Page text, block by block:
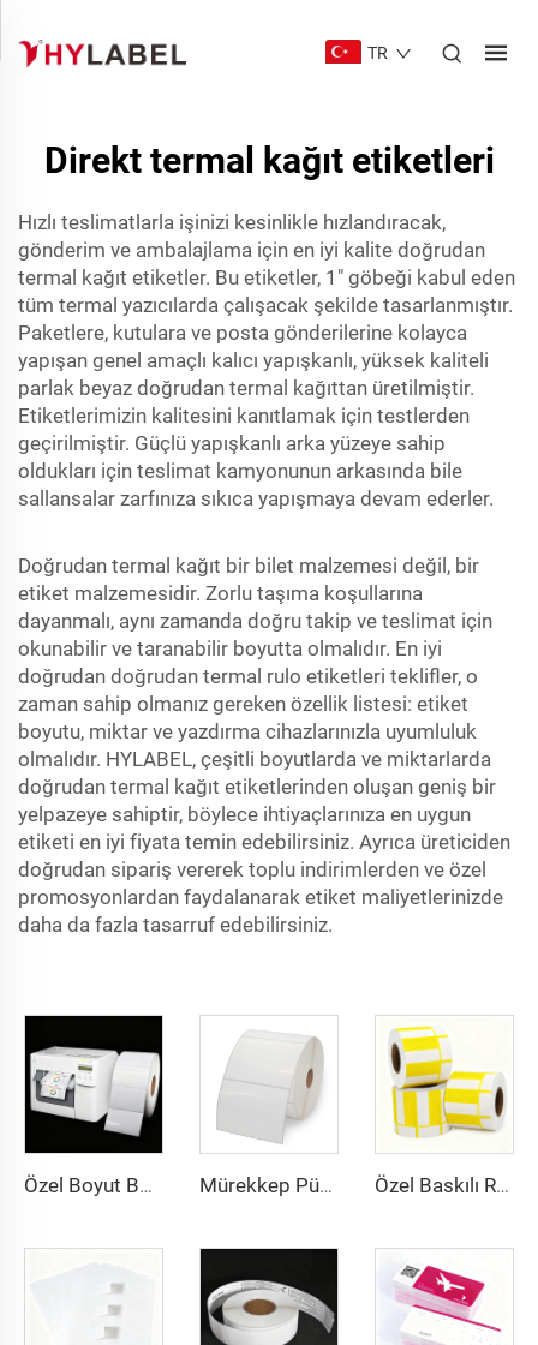
TR
Direkt termal kağıt etiketleri
Hızlı teslimatlarla işinizi kesinlikle hızlandıracak,
gönderim ve ambalajlama için en iyi kalite doğrudan
termal kağıt etiketler. Bu etiketler, 1" göbeği kabul eden
tüm termal yazıcılarda çalışacak şekilde tasarlanmıştır.
Paketlere, kutulara ve posta gönderilerine kolayca
yapışan genel amaçlı kalıcı yapışkanlı, yüksek kaliteli
parlak beyaz doğrudan termal kağıttan üretilmiştir.
Etiketlerimizin kalitesini kanıtlamak için testlerden
geçirilmiştir. Güçlü yapışkanlı arka yüzeye sahip
oldukları için teslimat kamyonunun arkasında bile
sallansalar zarfınıza sıkıca yapışmaya devam ederler.
Doğrudan termal kağıt bir bilet malzemesi değil, bir
etiket malzemesidir. Zorlu taşıma koşullarına
dayanmalı, aynı zamanda doğru takip ve teslimat için
okunabilir ve taranabilir boyutta olmalıdır. En iyi
doğrudan doğrudan termal rulo etiketleri teklifler, o
zaman sahip olmanız gereken özellik listesi: etiket
boyutu, miktar ve yazdırma cihazlarınızla uyumluluk
olmalıdır. HYLABEL, çeşitli boyutlarda ve miktarlarda
doğrudan termal kağıt etiketlerinden oluşan geniş bir
yelpazeye sahiptir, böylece ihtiyaçlarınıza en uygun
etiketi en iyi fiyata temin edebilirsiniz. Ayrıca üreticiden
doğrudan sipariş vererek toplu indirimlerden ve özel
promosyonlardan faydalanarak etiket maliyetlerinizde
daha da fazla tasarruf edebilirsiniz.
Özel Boyut Boş Sürekli Parlak Mat Sentetik Yapışkanlı Mürekkep Püskürtmeli Etiket Rulosu 102 mm 216 mm Mürekkep Püskürtmeli Sticker Mürekkep Püskürtmeli Baskı BOPP Film Beyaz BOPP Etiketler PP Sticker Sentetik Kağıt Dondurucu Etiket Sticker Özel Baskılı Renkli Barkod Fiyat Termal Etiket Fiyat Etiketi Termal Üst Karton Kağıt Süpermarket İçin